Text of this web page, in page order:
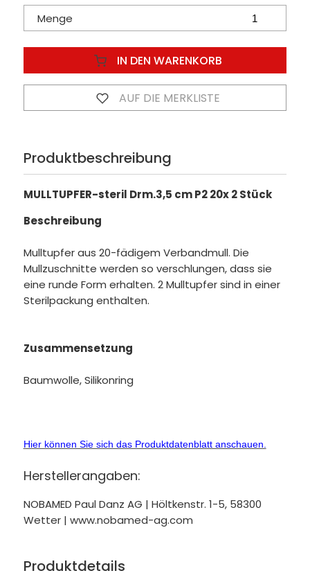
Menge
IN DEN WARENKORB
AUF DIE MERKLISTE
Produktbeschreibung
MULLTUPFER-steril Drm.3,5 cm P2 20x 2 Stück
Beschreibung
Mulltupfer aus 20-fädigem Verbandmull. Die
Mullzuschnitte werden so verschlungen, dass sie
eine runde Form erhalten. 2 Mulltupfer sind in einer
Sterilpackung enthalten.
Zusammensetzung
Baumwolle, Silikonring
Hier können Sie sich das Produktdatenblatt anschauen.
Herstellerangaben:
NOBAMED Paul Danz AG | Höltkenstr. 1-5, 58300
Wetter | www.nobamed-ag.com
Produktdetails